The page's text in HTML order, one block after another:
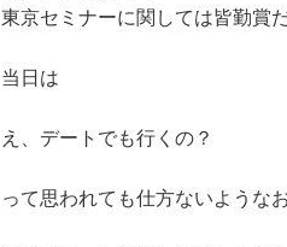
東京セミナーに関しては皆勤賞
当日は
え、デートでも行くの？
って思われても仕方ないような